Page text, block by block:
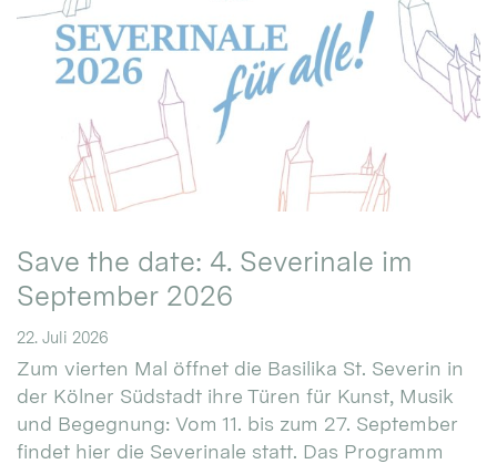
Save the date: 4. Severinale im
September 2026
22. Juli 2026
Zum vierten Mal öffnet die Basilika St. Severin in
der Kölner Südstadt ihre Türen für Kunst, Musik
und Begegnung: Vom 11. bis zum 27. September
findet hier die Severinale statt. Das Programm